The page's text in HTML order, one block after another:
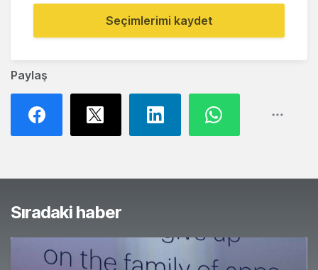
Paylaş
Seçimlerimi kaydet
Sıradaki haber